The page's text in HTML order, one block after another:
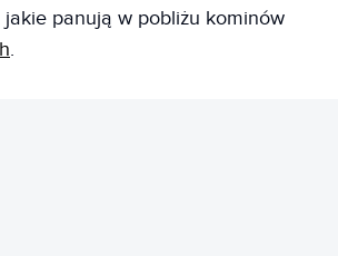
panują w pobliżu kominów
.